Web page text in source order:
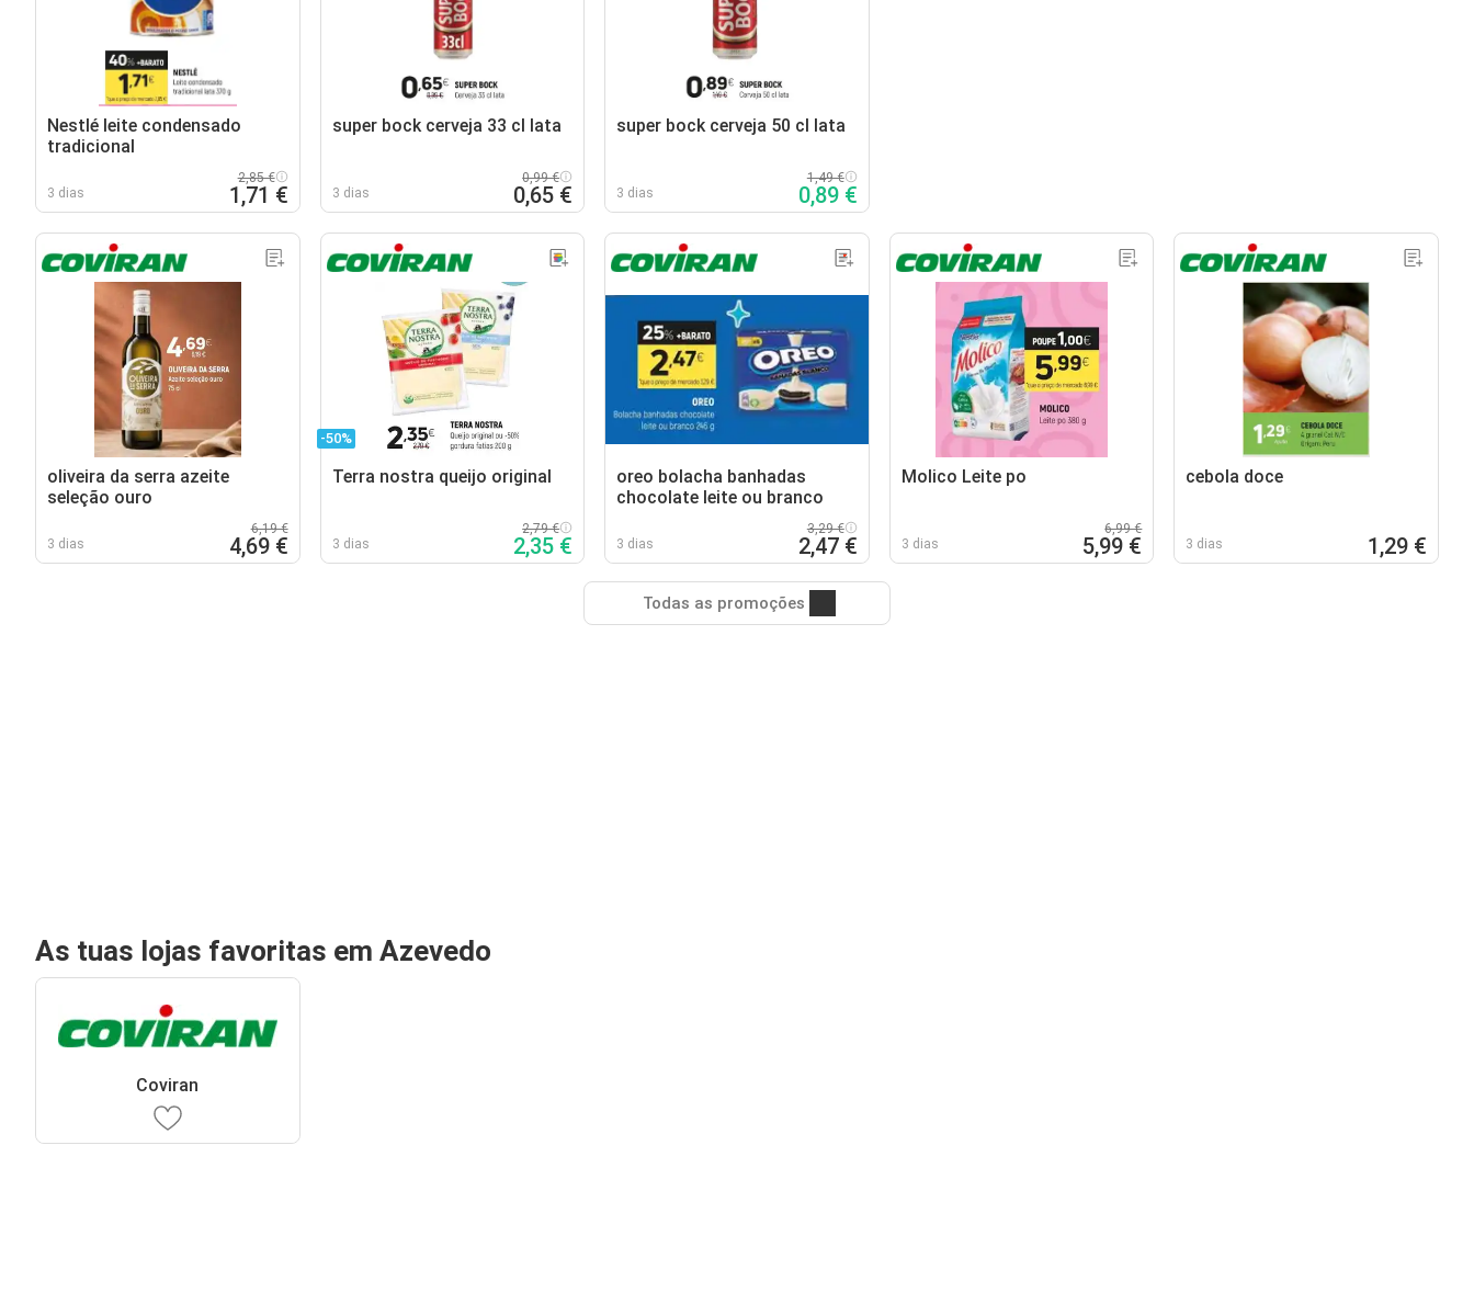
Nestlé leite condensado
tradicional
3 dias
2,85 €
1,71 €
super bock cerveja 33 cl lata
3 dias
0,99 €
0,65 €
super bock cerveja 50 cl lata
3 dias
1,49 €
0,89 €
oliveira da serra azeite
seleção ouro
3 dias
6,19 €
4,69 €
-50%
Terra nostra queijo original
3 dias
2,79 €
2,35 €
oreo bolacha banhadas
chocolate leite ou branco
3 dias
3,29 €
2,47 €
Molico Leite po
3 dias
6,99 €
5,99 €
cebola doce
3 dias 1,29 €
Todas as promoções
As tuas lojas favoritas em Azevedo
Coviran